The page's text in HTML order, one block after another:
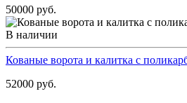
50000 руб.
В наличии
Кованые ворота и калитка с
52000 руб.